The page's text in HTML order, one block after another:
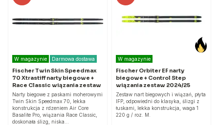
W magazynie Darmowa dostawa
Fischer Twin Skin Speedmax
70 Xtrastiff narty biegowe +
Race Classic wiązania zestaw
Narty biegowe z paskami moherowymi
Twin Skin Speedmax 70, lekka
konstrukcja z rdzeniem Air Core
Basalite Pro, wiązania Race Classic,
doskonała ślizg, niska…
W magazynie
Fischer Orbiter EF narty
biegowe + Control Step
wiązania zestaw 2024/25
Zestaw nart biegowych i wiązań, płyta
IFP, odpowiedni do klasyka, ślizgi z
łuskami, lekka konstrukcja, waga 1
220 g / roz. M.